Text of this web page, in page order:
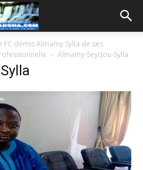
FC démis Almamy Sylla de ses
Almamy-Seydou-Sylla